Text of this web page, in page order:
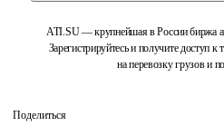
ATI.SU — крупнейшая в России биржа
Зарегистрируйтесь и получите доступ
на перевозку грузов и
Поделиться